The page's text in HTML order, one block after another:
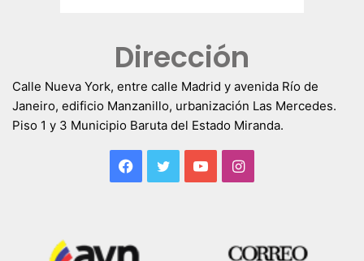
Dirección
Calle Nueva York, entre calle Madrid y avenida Río de
Janeiro, edificio Manzanillo, urbanización Las Mercedes.
Piso 1 y 3 Municipio Baruta del Estado Miranda.
Facebook
TwitterYouTubeInstagram